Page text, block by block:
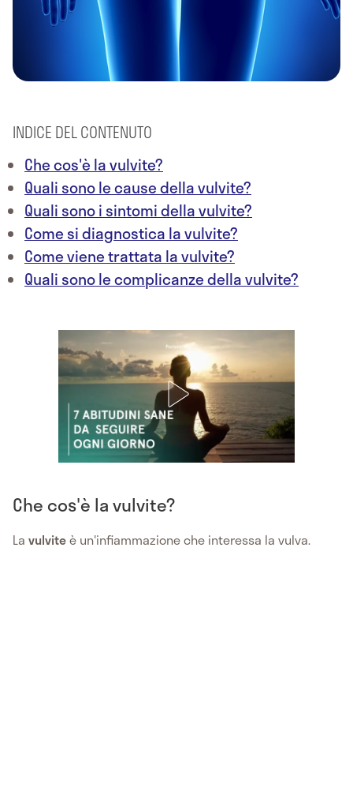
INDICE DEL CONTENUTO
Che cos'è la vulvite?
Quali sono le cause della vulvite?
Quali sono i sintomi della vulvite?
Come si diagnostica la vulvite?
Come viene trattata la vulvite?
Quali sono le complicanze della vulvite?
Che cos'è la vulvite?
La vulviteè un'infiammazione che interessa la vulva.